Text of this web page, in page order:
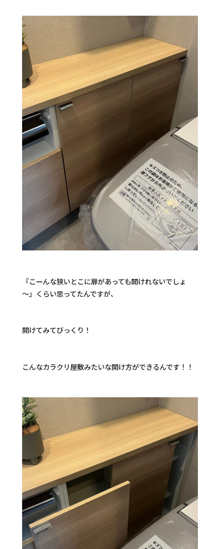
『こーんな狭いとこに扉があっても開けれないでしょ
～』くらい思ってたんですが、
開けてみてびっくり！
こんなカラクリ屋敷みたいな開け方ができるんです！！